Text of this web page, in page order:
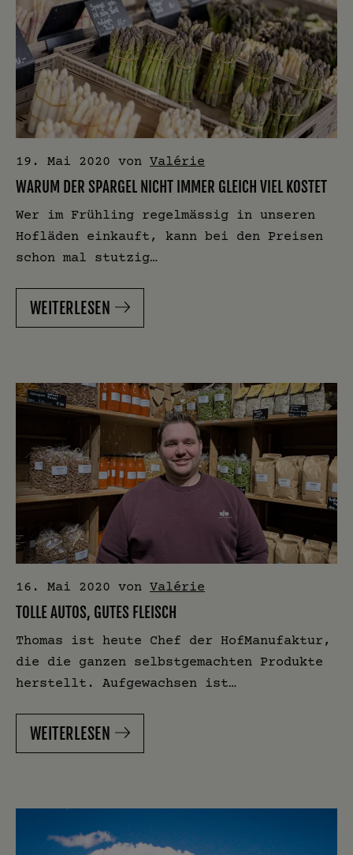
19. Mai 2020 von Valérie
WARUM DER SPARGEL NICHT IMMER GLEICH VIEL KOSTET
Wer im Frühling regelmässig in unseren
Hofläden einkauft, kann bei den Preisen
schon mal stutzig…
WEITERLESEN
16. Mai 2020 von Valérie
TOLLE AUTOS, GUTES FLEISCH
Thomas ist heute Chef der HofManufaktur,
die die ganzen selbstgemachten Produkte
herstellt. Aufgewachsen ist…
WEITERLESEN